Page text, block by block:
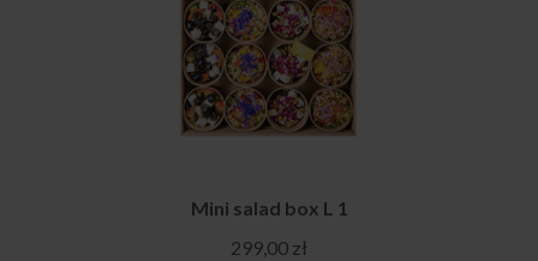
Mini salad box L 1
299,00 zł